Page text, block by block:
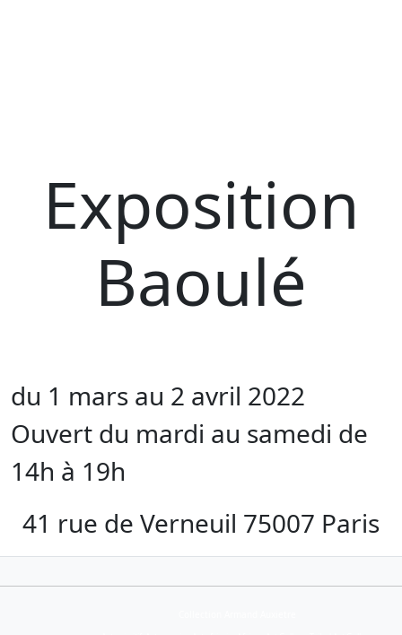
Exposition
Baoulé
du 1 mars au 2 avril 2022
Ouvert du mardi au samedi de
14h à 19h
41 rue de Verneuil 75007 Paris